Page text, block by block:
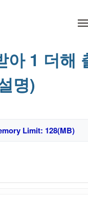
아 1 더해
명)
Limit: 128(MB)